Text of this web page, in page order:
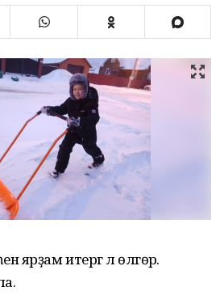
ярҙам итергә лә өлгөрә.